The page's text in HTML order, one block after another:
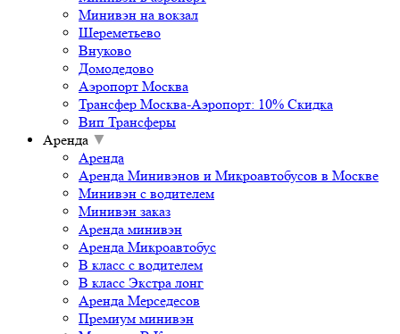
Минивэн на вокзал
Шереметьево
Внуково
Домодедово
Аэропорт Москва
Трансфер Москва-Аэропорт: 10% Скидка
Вип Трансферы
Аренда ▼
Аренда
Аренда Минивэнов и Микроавтобусов в Москве
Минивэн с водителем
Минивэн заказ
Аренда минивэн
Аренда Микроавтобус
В класс с водителем
В класс Экстра лонг
Аренда Мерседесов
Премиум минивэн